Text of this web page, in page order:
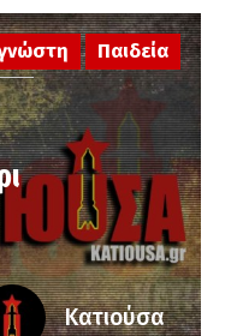
Παιδεία
Κατιούσα